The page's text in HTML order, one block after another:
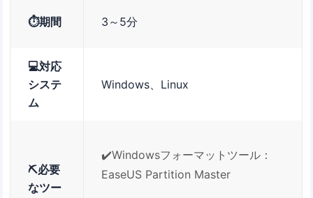
⏱️期間 3～5分
💻対応
システ
ム
Windows、Linux
⛏️必要
なツー
✔️Windowsフォーマットツール：
EaseUS Partition Master